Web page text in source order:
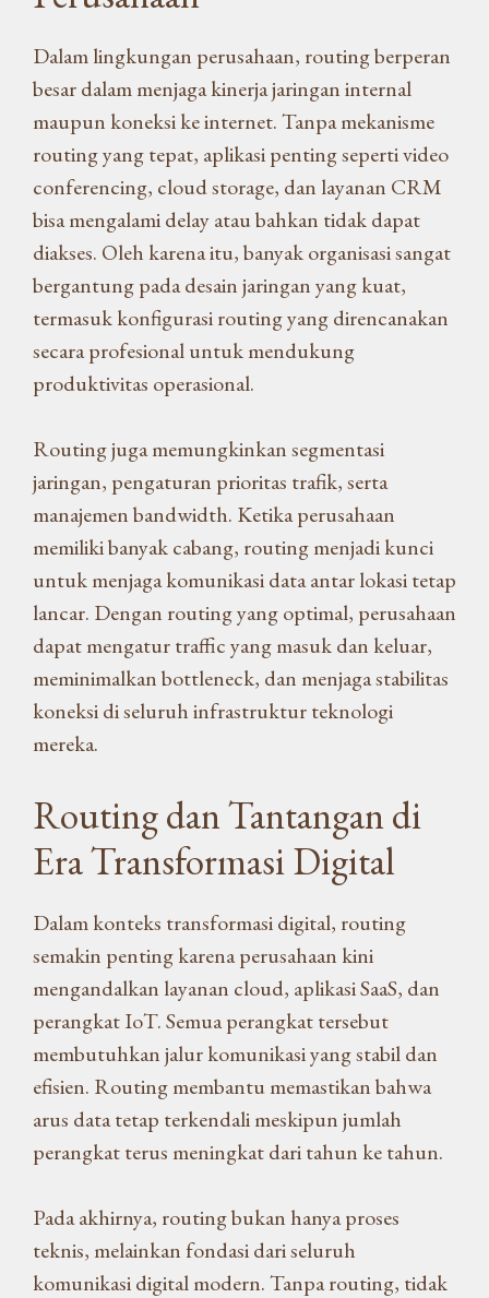
Dalam lingkungan perusahaan, routing berperan
besar dalam menjaga kinerja jaringan internal
maupun koneksi ke internet. Tanpa mekanisme
routing yang tepat, aplikasi penting seperti video
conferencing, cloud storage, dan layanan CRM
bisa mengalami delay atau bahkan tidak dapat
diakses. Oleh karena itu, banyak organisasi sangat
bergantung pada desain jaringan yang kuat,
termasuk konfigurasi routing yang direncanakan
secara profesional untuk mendukung
produktivitas operasional.
Routing juga memungkinkan segmentasi
jaringan, pengaturan prioritas trafik, serta
manajemen bandwidth. Ketika perusahaan
memiliki banyak cabang, routing menjadi kunci
untuk menjaga komunikasi data antar lokasi tetap
lancar. Dengan routing yang optimal, perusahaan
dapat mengatur traffic yang masuk dan keluar,
meminimalkan bottleneck, dan menjaga stabilitas
koneksi di seluruh infrastruktur teknologi
mereka.
Routing dan Tantangan di
Era Transformasi Digital
Dalam konteks transformasi digital, routing
semakin penting karena perusahaan kini
mengandalkan layanan cloud, aplikasi SaaS, dan
perangkat IoT. Semua perangkat tersebut
membutuhkan jalur komunikasi yang stabil dan
efisien. Routing membantu memastikan bahwa
arus data tetap terkendali meskipun jumlah
perangkat terus meningkat dari tahun ke tahun.
Pada akhirnya, routing bukan hanya proses
teknis, melainkan fondasi dari seluruh
komunikasi digital modern. Tanpa routing, tidak